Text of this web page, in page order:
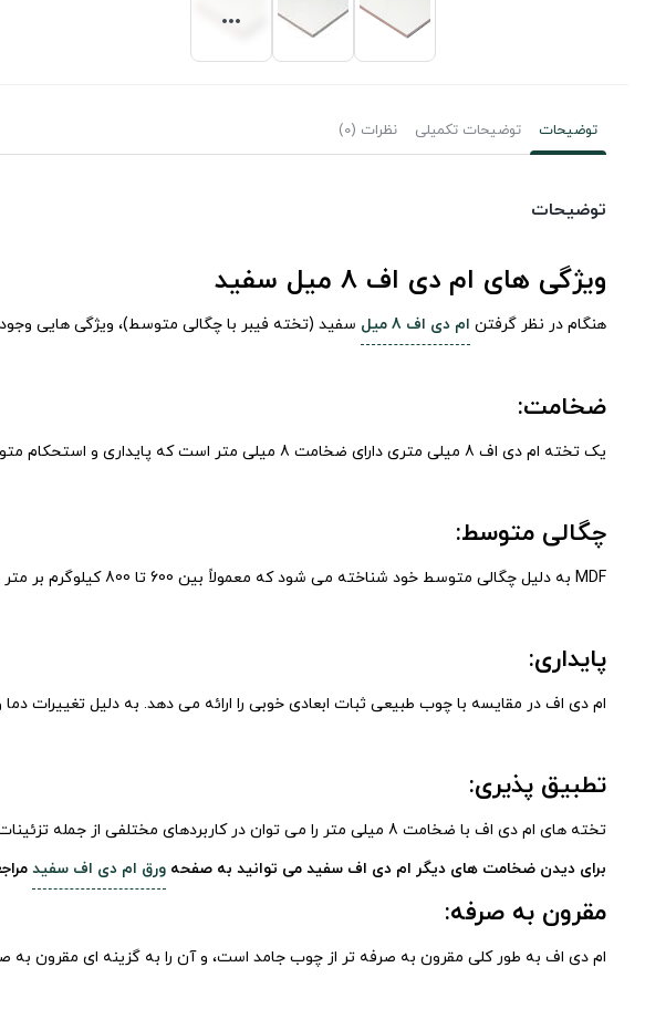
توضیحات توضیحات تکمیلی نظرات (0)
توضیحات
ویژگی های ام دی اف 8 میل سفید
هنگام در نظر گرفتن ام دی اف 8 میل سفید (تخته فیبر با چگالی متوسط)، ویژگی هایی وجود
ضخامت:
یک تخته ام دی اف 8 میلی متری دارای ضخامت 8 میلی متر است که پایداری و استحکام متوسطی را برای کاربردهای مختلف فراهم می کند.
چگالی متوسط:
MDF به دلیل چگالی متوسط ​​خود شناخته می شود که معمولاً بین 600 تا 800 کیلوگرم بر متر مکعب است. این تراکم تعادل بین قدرت و کارایی را تضمین می کند.
پایداری:
ام دی اف در مقایسه با چوب طبیعی ثبات ابعادی خوبی را ارائه می دهد. به دلیل تغییرات
تطبیق پذیری:
تخته های ام دی اف با ضخامت 8 میلی متر را می توان در کاربردهای مختلفی از جمله تزئینات داخلی، کابینت، مبلمان، قفسه بندی، پوشش دیوار، صنایع دستی و پروژه های DIY استفاده کرد.
برای دیدن ضخامت های دیگر ام دی اف سفید می توانید به صفحه ورق ام دی اف سفید
مقرون به صرفه:
ام دی اف به طور کلی مقرون به صرفه تر از چوب جامد است، و آن را به گزینه ای مقرون